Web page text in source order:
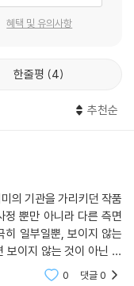
행적이 마지막으로 확
의 전 연인인 루치아에
문서나 크메르루주의 통
해 ‘어떤 언어’를 연구
, 어떤 구조의 언어든 간
“학살이 일어나기 얼마
서, 출판되는 소설에서
). 그렇다면 존 폴이 낙후
을 일으키는 이유는 무엇
혜택 및 유의사항
한줄평 4
추천순
의 기관을 가리키던 작품
정 뿐만 아니라 다른 측면
히 일부일뿐, 보이지 않는
보이지 않는 것이 아닌 보
속 다른 작품 소개에서
0 댓글0